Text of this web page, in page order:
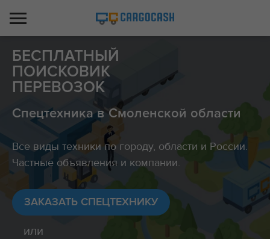
БЕСПЛАТНЫЙ
ПОИСКОВИК
ПЕРЕВОЗОК
Спецтехника в Смоленской области
Все виды техники по городу, области и России.
Частные объявления и компании.
ЗАКАЗАТЬ СПЕЦТЕХНИКУ
или